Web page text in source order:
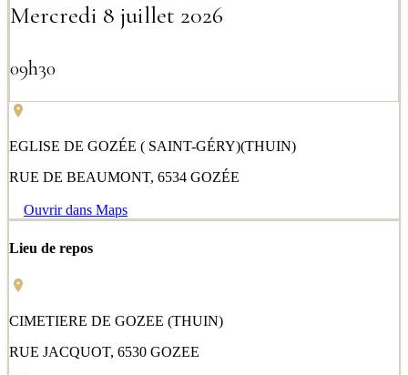
Mercredi 8 juillet 2026
09h30
EGLISE DE GOZÉE ( SAINT-GÉRY)(THUIN)
RUE DE BEAUMONT, 6534 GOZÉE
Ouvrir dans Maps
Lieu de repos
CIMETIERE DE GOZEE (THUIN)
RUE JACQUOT, 6530 GOZEE